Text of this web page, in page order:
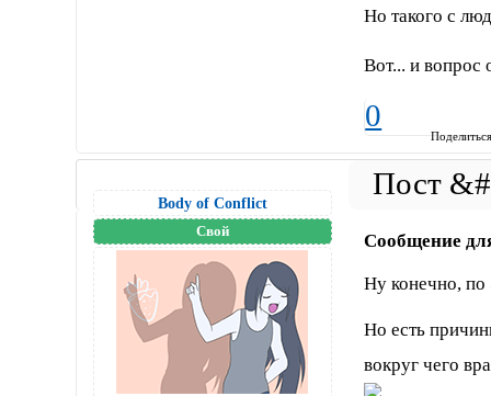
Но такого с
Вот... и вопрос
0
Body of Conflict
Свой Сообщение
Ну конечно,
Но есть
вокруг чего